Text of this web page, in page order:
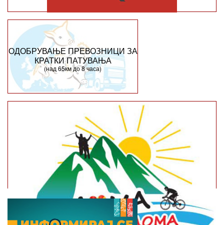
ОДОБРУВАЊЕ ПРЕВОЗНИЦИ ЗА
КРАТКИ ПАТУВАЊА
(над 65км до 8 часа)